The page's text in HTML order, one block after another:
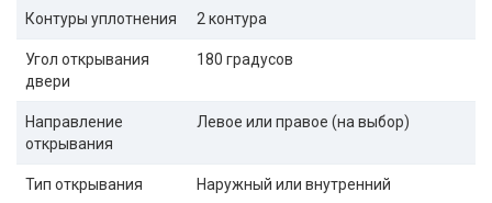
Контуры уплотнения 2 контура
Угол открывания
двери
180 градусов
Направление
открывания
Левое или правое (на выбор)
Тип открывания Наружный или внутренний